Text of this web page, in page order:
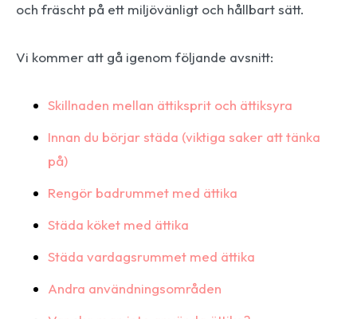
och fräscht på ett miljövänligt och hållbart sätt.
Vi kommer att gå igenom följande avsnitt:
Skillnaden mellan ättiksprit och ättiksyra
Innan du börjar städa (viktiga saker att tänka
på)
Rengör badrummet med ättika
Städa köket med ättika
Städa vardagsrummet med ättika
Andra användningsområden